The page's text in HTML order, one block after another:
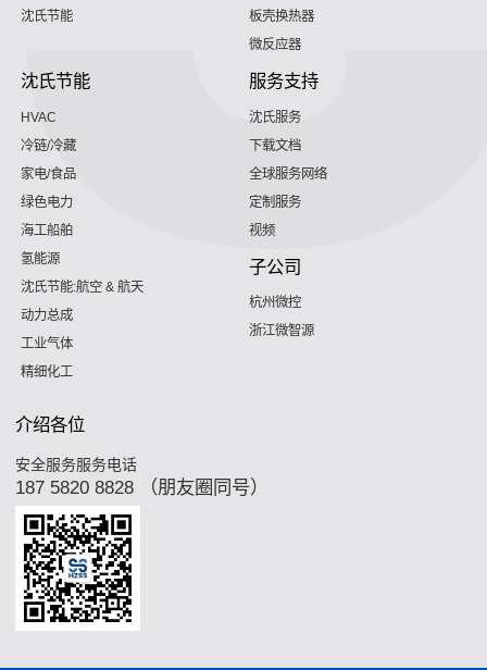
沈氏节能
板壳换热器
微反应器
沈氏节能
HVAC
冷链/冷藏
家电/食品
绿色电力
海工船舶
氢能源
沈氏节能:航空 & 航天
动力总成
工业气体
精细化工
服务支持
沈氏服务
下载文档
全球服务网络
定制服务
视频
子公司
杭州微控
浙江微智源
介绍各位
安全服务服务电话
187 5820 8828 （朋友圈同号）